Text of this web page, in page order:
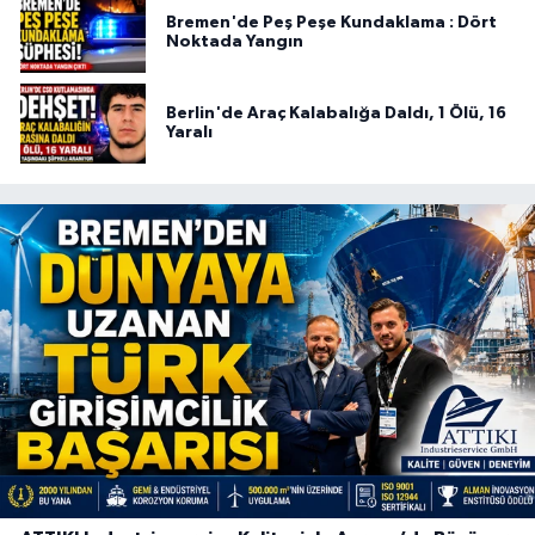
Bremen'de Peş Peşe Kundaklama : Dört
Noktada Yangın
Berlin'de Araç Kalabalığa Daldı, 1 Ölü, 16
Yaralı